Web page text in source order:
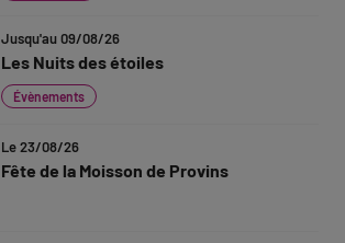
Jusqu'au 09/08/26
Les Nuits des étoiles
Évènements
Le 23/08/26
Fête de la Moisson de Provins